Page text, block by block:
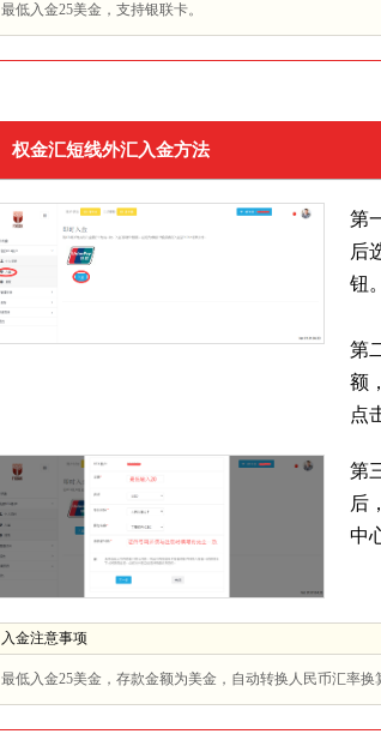
最低入金25美金，支持银联卡。
权金汇短线外汇入金方法
第
后
钮。
第
额
点
第
后
中
入金注意事项
最低入金25美金，存款金额为美金，自动转换人民币汇率换